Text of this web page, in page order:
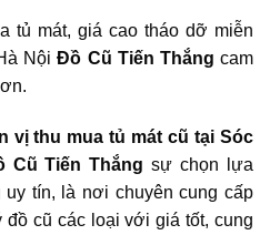
tủ mát, giá cao tháo dỡ miễn
NộiĐồ Cũ Tiến Thắng cam
vị thu mua tủ mát cũ tại Sóc
Cũ Tiến Thắng sự chọn lựa
uy tín, là nơi chuyên cung cấp
cũ các loại với giá tốt, cung